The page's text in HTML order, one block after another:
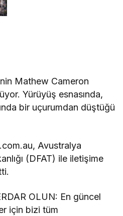
Mathew Cameron
Yürüyüş esnasında,
bir uçurumdan düştüğü
Avustralya
(DFAT) ile iletişime
OLUN: En güncel
için bizi tüm